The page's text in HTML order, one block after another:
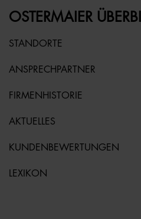
OSTERMAIER
STANDORTE
ANSPRECHPARTNER
FIRMENHISTORIE
AKTUELLES
KUNDENBEWERTUNGEN
LEXIKON